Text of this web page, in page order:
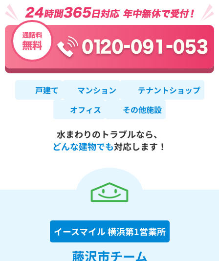
戸建て マンション
テナントショップ
オフィス
その他施設
水まわりのトラブルなら、
どんな建物でも対応します！
イースマイル 横浜第1営業所
藤沢市チーム